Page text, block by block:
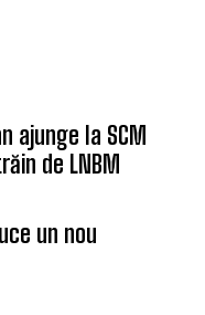
ajunge la SCM
de LNBM
un nou